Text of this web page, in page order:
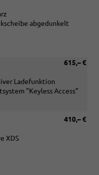
abgedunkelt
615,– €
Ladefunktion
"Keyless Access"
410,– €
XDS